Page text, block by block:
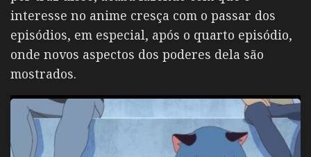
interesse no anime cresça com o passar dos
episódios, em especial, após o quarto episódio,
onde novos aspectos dos poderes dela são
mostrados.